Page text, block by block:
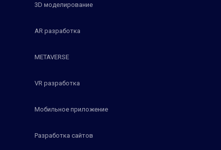
3D моделирование
AR разработка
METAVERSE
VR разработка
Мобильное приложение
Разработка сайтов